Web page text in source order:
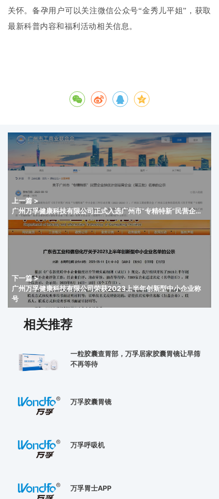
关怀。备孕用户可以关注微信公众号“金秀儿平姐”，获取
最新科普内容和福利活动相关信息。
上一篇 >
广州万孚健康科技有限公司正式入选广州市“专精特新”民营企业
扶优计划培育企业
下一篇 >
广州万孚健康科技有限公司荣获2023上半年创新型中小企业称
号
相关推荐
一粒胶囊查胃部，万孚居家胶囊胃镜让早筛
不再等待
万孚胶囊胃镜
万孚呼吸机
万孚胃士APP